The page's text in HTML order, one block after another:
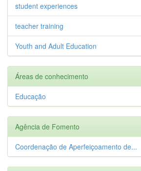
student experiences
teacher training
Youth and Adult Education
Áreas de conhecimento
Educação
Agência de Fomento
Coordenação de Aperfeiçoamento de...